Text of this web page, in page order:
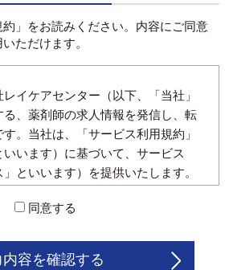
」をお読みください。内容にご同意
ただけます。
イケアセンター（以下、「当社」
る、薬剤師の求人情報を発信し、転
。当社は、「サービス利用規約」
いいます）に基づいて、サービス
」といいます）を提供いたします。
又、利用者は以下の規約を遵守する
同意する
内容を確認する